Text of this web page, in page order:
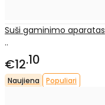
Suši gaminimo aparatas
..
€12 10
Naujiena Populiari